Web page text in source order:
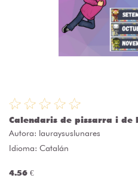
Calendaris de pissarra i de
Autora: lauraysuslunares
Idioma: Catalán
4.56 €